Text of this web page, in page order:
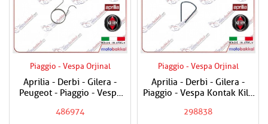
Piaggio - Vespa Orjinal
Aprilia - Derbi - Gilera -
Peugeot - Piaggio - Vespa
486974
Piaggio - Vespa Orjinal
Aprilia - Derbi - Gilera -
Piaggio - Vespa Kontak Kilit
298838